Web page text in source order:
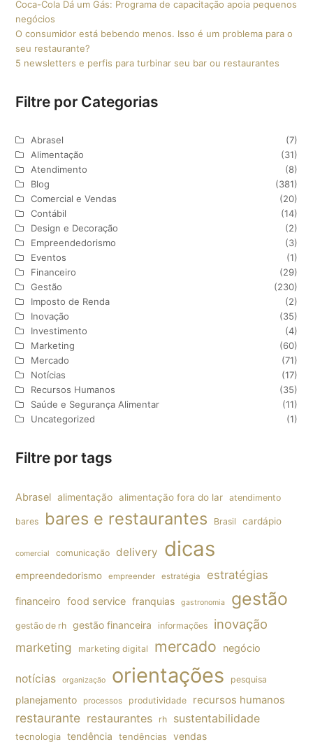
Coca-Cola Dá um Gás: Programa de capacitação apoia pequenos
negócios
O consumidor está bebendo menos. Isso é um problema para o
seu restaurante?
5 newsletters e perfis para turbinar seu bar ou restaurantes
Filtre por Categorias
Abrasel
(7)
Alimentação
(31)
Atendimento
(8)
Blog
(381)
Comercial e Vendas
(20)
Contábil
(14)
Design e Decoração
(2)
Empreendedorismo
(3)
Eventos
(1)
Financeiro
(29)
Gestão
(230)
Imposto de Renda
(2)
Inovação
(35)
Investimento
(4)
Marketing
(60)
Mercado
(71)
Notícias
(17)
Recursos Humanos
(35)
Saúde e Segurança Alimentar
(11)
Uncategorized
(1)
Filtre por tags
Abrasel alimentação alimentação fora do lar atendimento
bares bares e restaurantes Brasil cardápio
comercial comunicação delivery dicas
empreendedorismo empreender estratégia estratégias
financeiro food service franquias gastronomia gestão
gestão de rh gestão financeira informações inovação
marketing marketing digital mercado negócio
notícias organização orientações pesquisa
planejamento processos produtividade recursos humanos
restaurante restaurantes rh sustentabilidade
tecnologia tendência tendências vendas